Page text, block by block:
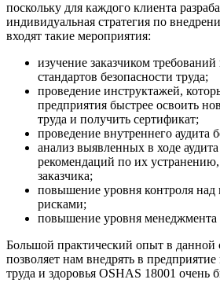
поскольку для каждого клиента
индивидуальная стратегия по
входят такие мероприятия:
изучение заказчиком
стандартов безопасности труда;
проведение инструктажей,
предприятия быстрее освоить
труда и получить сертификат;
проведение внутреннего аудита
анализ выявленных в ходе
рекомендаций по их
заказчика;
повышение уровня контроля
рисками;
повышение уровня менеджмента
Большой практический опыт в данной
позволяет нам внедрять в
труда и здоровья OSHAS 18001